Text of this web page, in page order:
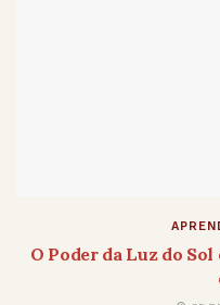
O Poder da Luz do Sol